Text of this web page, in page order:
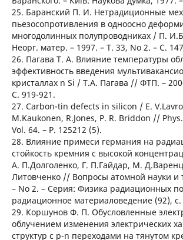
25. Баранский П. И. Нетрадиционные
пьезосопротивления в одноосно
многодолинных полупроводниках / П.
Неорг. матер. – 1997. – Т. 33, No 2. – С.
26. Пагава Т. А. Влияние температуры
эффективность введения
кристаллах n Si / Т.А. Пагава // ФТП. –
С. 919-921.
27. Carbon-tin defects in silicon / E.
M.Kaukonen, R.Jones, P. R. Briddon //
Vol. 64. – P. 125212 (5).
28. Влияние примеси германия на
стойкость кремния с высокой
А. П.Долголенко, Г. П.Гайдар, М.
Литовченко // Вопросы атомной науки и
– No 2. – Серия: Физика радиационных
радиационное материаловедение (92), с.
29. Коршунов Ф. П. Обусловленные
облучением изменения электрических
структур с р-n переходами на тянутом